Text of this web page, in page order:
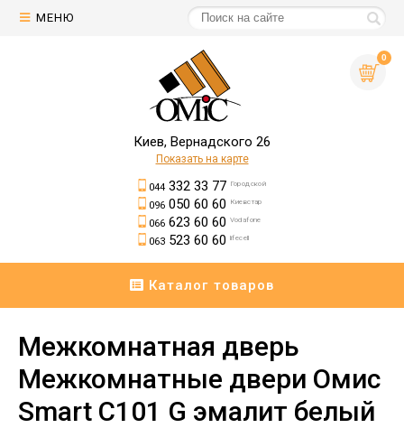
МЕНЮ
0
Киев, Вернадского 26
Показать на карте
044332 33 77 Городской
096050 60 60 Киевстар
066623 60 60 Vodafone
063523 60 60 lifecell
Каталог товаров
Межкомнатная дверь
Межкомнатные двери Омис
Smart C101 G эмалит белый